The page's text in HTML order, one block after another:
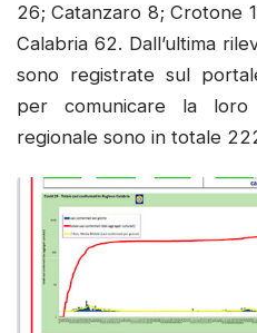
26; Catanzaro 8; Crotone
Calabria 62. Dall’ultima
sono registrate sul
per comunicare la
regionale sono in totale